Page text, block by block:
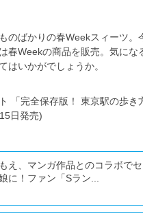
のばかりの春Weekスィーツ。
春Weekの商品を販売。気にな
はいかがでしょうか。
「完全保存版！ 東京駅の歩き
日発売)
え、マンガ作品とのコラボで
に！ファン「Sラン...